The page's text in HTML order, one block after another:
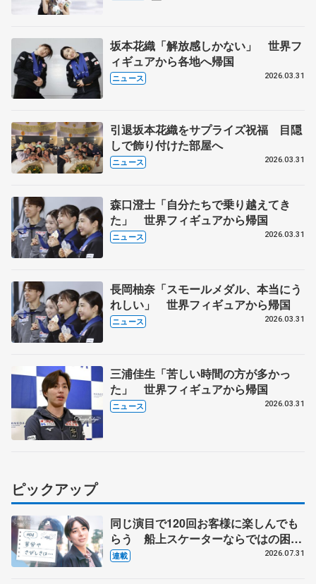
坂本花織「解放感しかない」 世界フ
ィギュアから各地へ帰国
ニュース 2026.03.31
引退坂本花織をサプライズ祝福 目隠
しで飾り付けた部屋へ
ニュース 2026.03.31
森口澄士「自分たちで乗り越えてき
た」 世界フィギュアから帰国
ニュース 2026.03.31
長岡柚奈「スモールメダル、本当にう
れしい」 世界フィギュアから帰国
ニュース 2026.03.31
三浦佳生「苦しい時間の方が多かっ
た」 世界フィギュアから帰国
ニュース 2026.03.31
ピックアップ
同じ演目で120回お客様に楽しんでも
らう 船上スケーターならではの困難
とは 影響あったPIW前キャプテン松
連載 2026.07.31